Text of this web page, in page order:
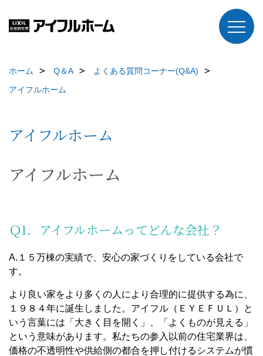
ホーム Q＆A
よくある質問コーナー(Q&A)
アイフルホーム
アイフルホーム
アイフルホーム
Ｑ1．アイフルホームってどんな会社？
A.１５万棟の実績で、安心の家づくりをしている会社で
す。
より良い家をより多くの人により合理的に提供する為に、
１９８４年に誕生しました。アイフル（ＥＹＥＦＵＬ）と
いう言葉には「大きく目を開く」、「よくものが見える」
という意味があります。私たちの参入以前の住宅業界は、
価格の不透明性や供給側の都合を押し付けるシステムが慣